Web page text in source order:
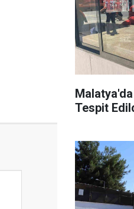
Malatya'da
Tespit